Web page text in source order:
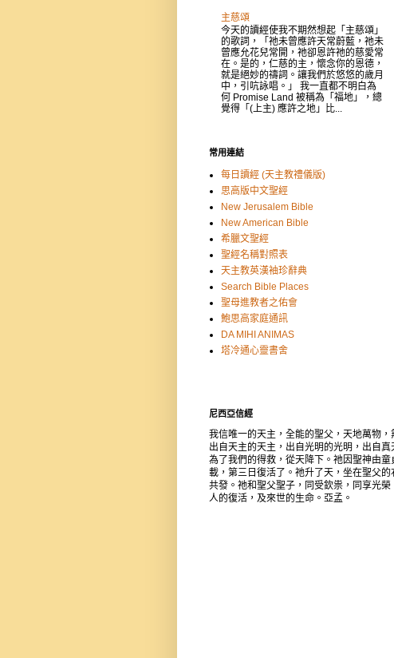
主慈頌
今天的讀經使我不期然想起「主慈頌」
的歌詞，「祂未曾應許天常蔚藍，祂未
曾應允花兒常開，祂卻恩許祂的慈愛常
在。是的，仁慈的主，懷念你的恩德，
就是絕妙的禱詞。讓我們於悠悠的歲月
中，引吭詠唱。」 我一直都不明白為
何 Promise Land 被稱為「福地」，總
覺得「(上主) 應許之地」比...
常用連結
每日讀經 (天主教禮儀版)
思高版中文聖經
New Jerusalem Bible
New American Bible
希臘文聖經
聖經名稱對照表
天主教英漢袖珍辭典
Search Bible Places
聖母進教者之佑會
鮑思高家庭通訊
DA MIHI ANIMAS
塔冷通心靈書舍
尼西亞信經
我信唯一的天主，全能的聖父，天地萬物
出自天主的天主，出自光明的光明，出自
為了我們的得救，從天降下。祂因聖神由
載，第三日復活了。祂升了天，坐在聖父
共發。祂和聖父聖子，同受欽祟，同享光
人的復活，及來世的生命。亞孟。